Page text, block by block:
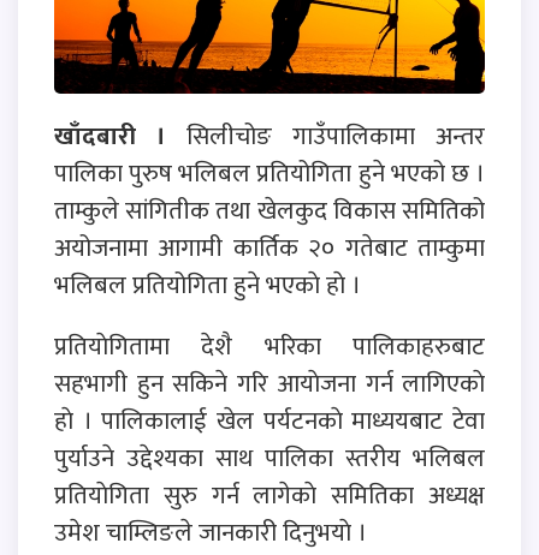
खाँदबारी । सिलीचोङ गाउँपालिकामा अन्तर
पालिका पुरुष भलिबल प्रतियोगिता हुने भएको छ ।
ताम्कुले सांगितीक तथा खेलकुद विकास समितिको
अयोजनामा आगामी कार्तिक २० गतेबाट ताम्कुमा
भलिबल प्रतियोगिता हुने भएकाे हाे ।
प्रतियाेगितामा देशै भरिका पालिकाहरुबाट
सहभागी हुन सकिने गरि आयाेजना गर्न लागिएकाे
हाे । पालिकालाई खेल पर्यटनकाे माध्ययबाट टेवा
पुर्याउने उद्देश्यका साथ पालिका स्तरीय भलिबल
प्रतियाेगिता सुरु गर्न लागेकाे समितिका अध्यक्ष
उमेश चाम्लिङले जानकारी दिनुभयाे ।